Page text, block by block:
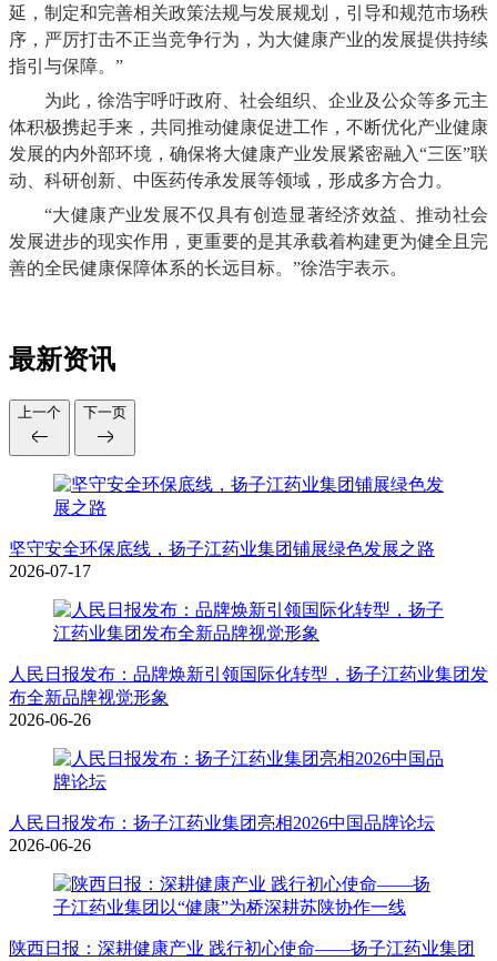
延，制定和完善相关政策法规与发展规划，引导和规范市场秩
序，严厉打击不正当竞争行为，为大健康产业的发展提供持续
指引与保障。”
为此，徐浩宇呼吁政府、社会组织、企业及公众等多元主
体积极携起手来，共同推动健康促进工作，不断优化产业健康
发展的内外部环境，确保将大健康产业发展紧密融入“三医”联
动、科研创新、中医药传承发展等领域，形成多方合力。
“大健康产业发展不仅具有创造显著经济效益、推动社会
发展进步的现实作用，更重要的是其承载着构建更为健全且完
善的全民健康保障体系的长远目标。”徐浩宇表示。
最新资讯
上一个 下一页
坚守安全环保底线，扬子江药业集团铺展绿色发展之路
2026-07-17
人民日报发布：品牌焕新引领国际化转型，扬子江药业集团发
布全新品牌视觉形象
2026-06-26
人民日报发布：扬子江药业集团亮相2026中国品牌论坛
2026-06-26
陕西日报：深耕健康产业 践行初心使命——扬子江药业集团